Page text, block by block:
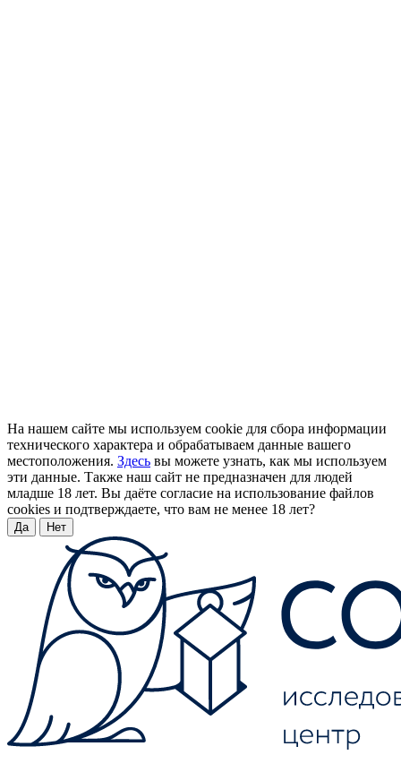
На нашем сайте мы используем cookie для сбора информации
технического характера и обрабатываем данные вашего
местоположения. Здесь вы можете узнать, как мы используем
эти данные. Также наш сайт не предназначен для людей
младше 18 лет. Вы даёте согласие на использование файлов
cookies и подтверждаете, что вам не менее 18 лет?
Да Нет